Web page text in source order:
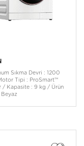
Sıkma Devri : 1200
Tipi : ProSmart™
/ Kapasite : 9 kg / Ürün
Beyaz